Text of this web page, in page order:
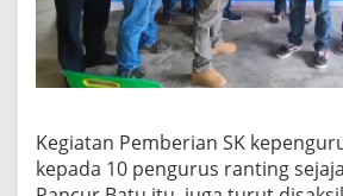
Kegiatan Pemberian SK
kepada 10 pengurus ranting